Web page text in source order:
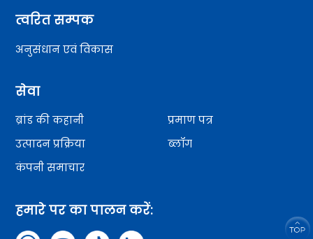
त्वरित सम्पक
अनुसंधान एवं विकास
सेवा
ब्रांड की कहानी
प्रमाण पत्र
उत्पादन प्रक्रिया
ब्लॉग
कंपनी समाचार
हमारे पर का पालन करें: